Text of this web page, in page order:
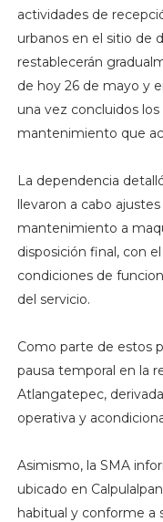
actividades de
urbanos en el sitio de
restablecerán
de hoy 26 de mayo y
una vez concluidos
mantenimiento que
La dependencia
llevaron a cabo
mantenimiento a
disposición final, con
condiciones de
del servicio.
Como parte de estos
pausa temporal en la
Atlangatepec,
operativa y
Asimismo, la SMA
ubicado en
habitual y conforme a